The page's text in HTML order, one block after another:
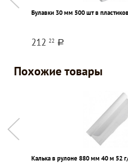
Булавки 30 мм 500 шт в
212 22 a
Похожие товары
Калька в рулоне 880 мм 40 м 52